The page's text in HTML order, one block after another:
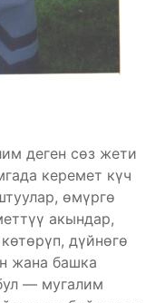
деген сөз жети
керемет күч
өмүргө
акындар,
дүйнөгө
жана башка
— мугалим